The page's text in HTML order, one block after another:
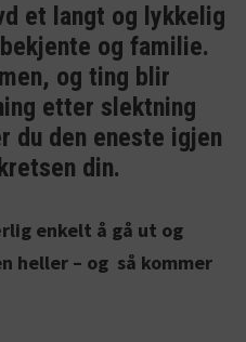
et langt og lykkelig
og familie.
og ting blir
etter slektning
du den eneste igjen
din.
enkelt å gå ut og
heller – og så kommer